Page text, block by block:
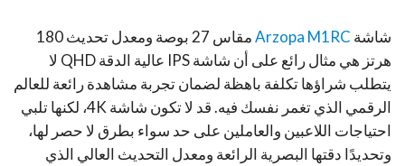
شاشة Arzopa M1RC
مقاس 27 بوصة ومعدل تحديث 180
هرتز هي مثال رائع على أن شاشة IPS عالية الدقة QHD لا
يتطلب شراؤها تكلفة باهظة لضمان تجربة مشاهدة رائعة للعالم
الرقمي الذي تغمر نفسك فيه. قد لا تكون شاشة 4K، لكنها تلبي
احتياجات اللاعبين والعاملين على حد سواء بطرق لا حصر لها،
وتحديدًا دقتها البصرية الرائعة ومعدل التحديث العالي الذي